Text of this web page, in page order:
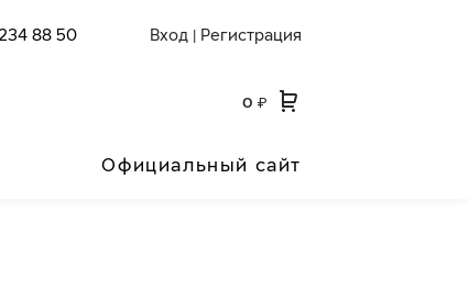
88 50 Вход Регистрация
0 ₽
Официальный сайт